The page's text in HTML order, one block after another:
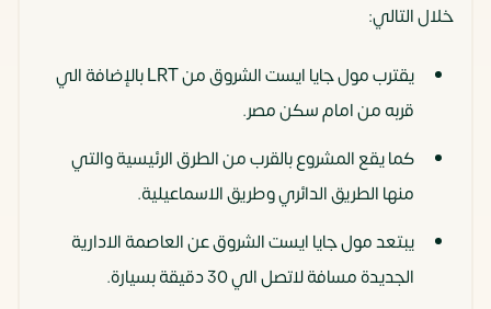
خلال التالي:
يقترب مول جايا ايست الشروق من LRT بالإضافة الي
قربه من امام سكن مصر.
كما يقع المشروع بالقرب من الطرق الرئيسية والتي
منها الطريق الدائري وطريق الاسماعيلية.
يبتعد مول جايا ايست الشروق عن العاصمة الادارية
الجديدة مسافة لاتصل الي 30 دقيقة بسيارة.